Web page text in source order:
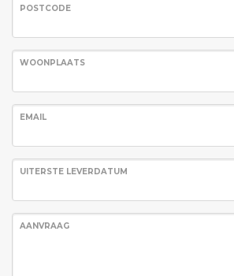
POSTCODE
WOONPLAATS
EMAIL
UITERSTE LEVERDATUM
AANVRAAG